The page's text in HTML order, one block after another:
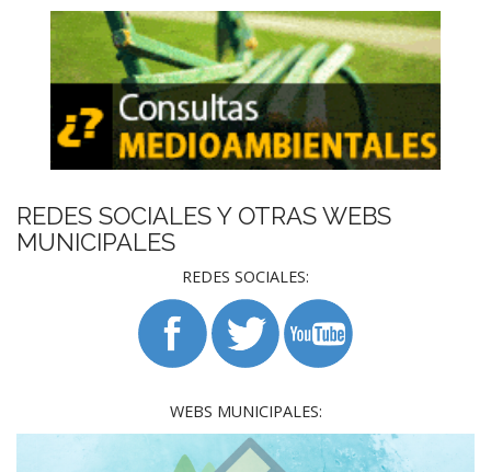
REDES SOCIALES Y OTRAS WEBS
MUNICIPALES
REDES SOCIALES:
WEBS MUNICIPALES: